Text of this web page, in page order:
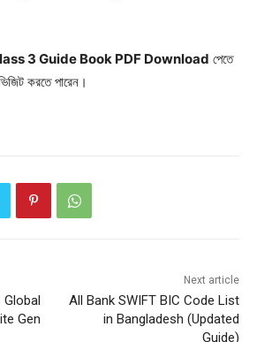
3 Guide Book PDF Download পেতে
করতে পারেন।
Gen
Next article
All Bank SWIFT BIC Code List
in Bangladesh (Updated
Guide)